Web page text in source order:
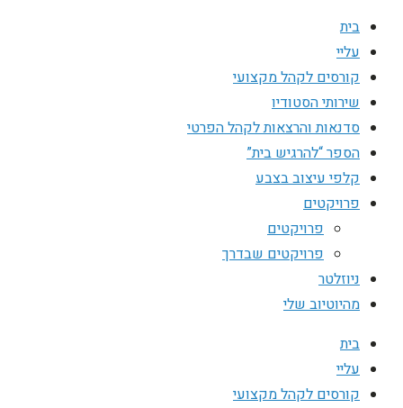
בית
עליי
קורסים לקהל מקצועי
שירותי הסטודיו
סדנאות והרצאות לקהל הפרטי
הספר “להרגיש בית”
קלפי עיצוב בצבע
פרויקטים
פרויקטים
פרויקטים שבדרך
ניוזלטר
מהיוטיוב שלי
בית
עליי
קורסים לקהל מקצועי